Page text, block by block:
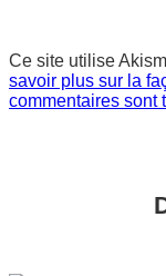
Ce site utilise
savoir plus sur la
commentaires sont